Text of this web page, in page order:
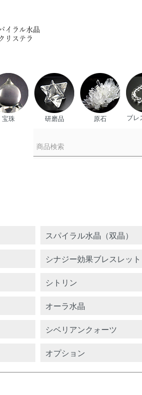
宝珠 研磨品 原石 ブレ
スパイラル水晶（双晶）
シナジー効果ブレスレット
シトリン
オーラ水晶
シベリアンクォーツ
オプション